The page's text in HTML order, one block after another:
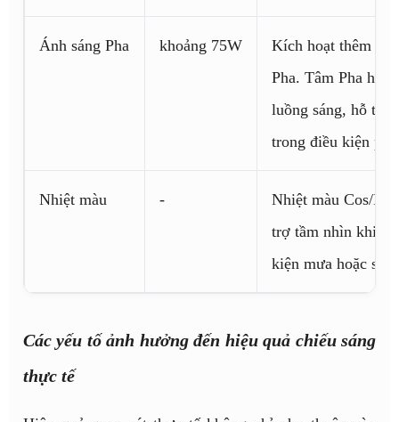
Ánh sáng Pha khoảng 75W
Kích hoạt thêm
Pha. Tâm Pha
luồng sáng, hỗ trợ
trong điều kiện
Nhiệt màu -
Nhiệt màu Cos/
trợ tầm nhìn khi di
kiện mưa hoặc
Các yếu tố ảnh hưởng đến hiệu quả chiếu sáng
thực tế